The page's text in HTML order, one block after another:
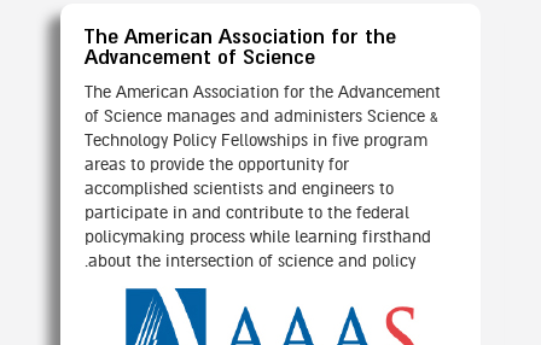
The American Association for the
Advancement of Science
The American Association for the Advancement
of Science manages and administers Science &
Technology Policy Fellowships in five program
areas to provide the opportunity for
accomplished scientists and engineers to
participate in and contribute to the federal
policymaking process while learning firsthand
about the intersection of science and policy.